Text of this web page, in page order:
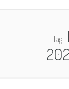
Tag: